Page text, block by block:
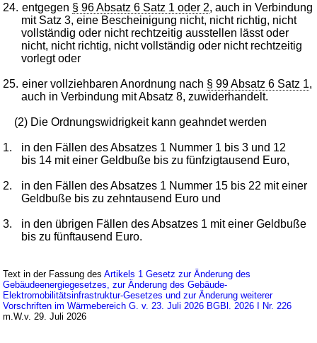
24. entgegen § 96 Absatz 6 Satz 1 oder 2, auch in Verbindung
mit Satz 3, eine Bescheinigung nicht, nicht richtig, nicht
vollständig oder nicht rechtzeitig ausstellen lässt oder
nicht, nicht richtig, nicht vollständig oder nicht rechtzeitig
vorlegt oder
25. einer vollziehbaren Anordnung nach § 99 Absatz 6 Satz 1,
auch in Verbindung mit Absatz 8, zuwiderhandelt.
(2) Die Ordnungswidrigkeit kann geahndet werden
1.
in den Fällen des Absatzes 1 Nummer 1 bis 3 und 12
bis 14 mit einer Geldbuße bis zu fünfzigtausend Euro,
2.
in den Fällen des Absatzes 1 Nummer 15 bis 22 mit einer
Geldbuße bis zu zehntausend Euro und
3.
in den übrigen Fällen des Absatzes 1 mit einer Geldbuße
bis zu fünftausend Euro.
Text in der Fassung desArtikels 1 Gesetz zur Änderung des
Gebäudeenergiegesetzes, zur Änderung des Gebäude-
Elektromobilitätsinfrastruktur-Gesetzes und zur Änderung weiterer
Vorschriften im Wärmebereich G. v. 23. Juli 2026 BGBl. 2026 I Nr. 226
m.W.v. 29. Juli 2026